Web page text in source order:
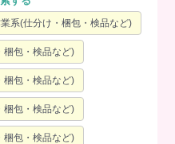
系(仕分け・梱包・検品など)
梱包・検品など)
梱包・検品など)
梱包・検品など)
梱包・検品など)